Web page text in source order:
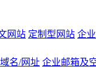
网站 定制型网站 企
域名/网址 企业邮箱及